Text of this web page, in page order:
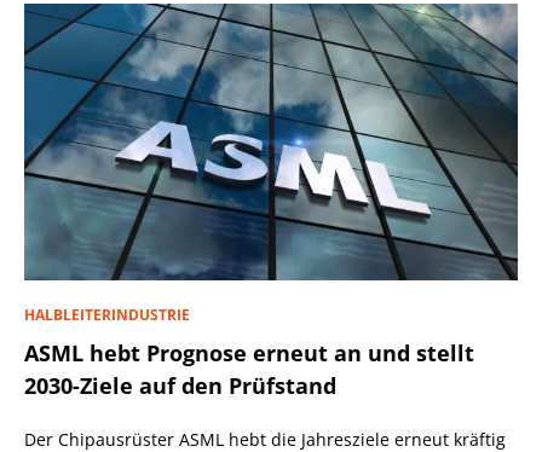
HALBLEITERINDUSTRIE
ASML hebt Prognose erneut an und stellt
2030-Ziele auf den Prüfstand
Der Chipausrüster ASML hebt die Jahresziele erneut kräftig